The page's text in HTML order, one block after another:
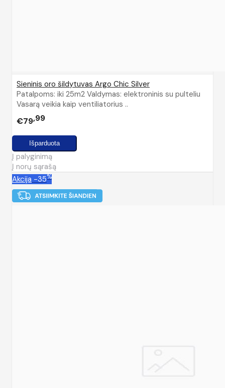
Sieninis oro šildytuvas Argo Chic Silver
Patalpoms: iki 25m2 Valdymas: elektroninis su pulteliu
Vasarą veikia kaip ventiliatorius ..
€79 99
Į palyginimą
Į norų sąrašą
Akcija -35%